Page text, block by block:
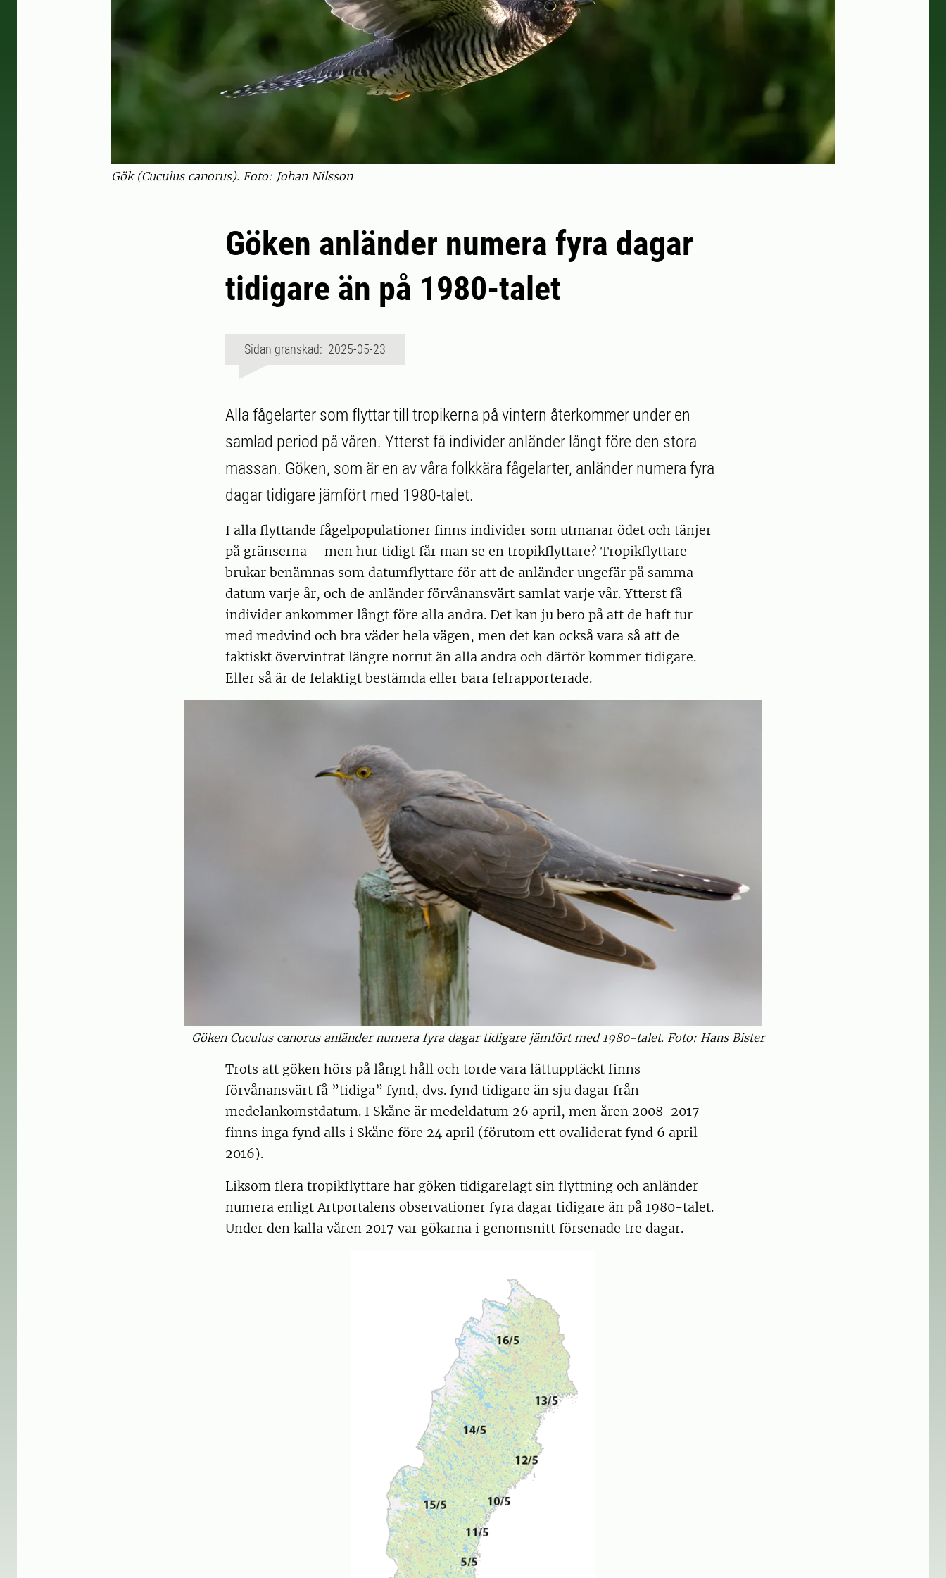
Gök (Cuculus canorus). Foto: Johan Nilsson
Göken anländer numera fyra dagar
tidigare än på 1980-talet
Sidan granskad: 2025-05-23
Alla fågelarter som flyttar till tropikerna på vintern återkommer under en
samlad period på våren. Ytterst få individer anländer långt före den stora
massan. Göken, som är en av våra folkkära fågelarter, anländer numera fyra
dagar tidigare jämfört med 1980-talet.
I alla flyttande fågelpopulationer finns individer som utmanar ödet och tänjer
på gränserna – men hur tidigt får man se en tropikflyttare? Tropikflyttare
brukar benämnas som datumflyttare för att de anländer ungefär på samma
datum varje år, och de anländer förvånansvärt samlat varje vår. Ytterst få
individer ankommer långt före alla andra. Det kan ju bero på att de haft tur
med medvind och bra väder hela vägen, men det kan också vara så att de
faktiskt övervintrat längre norrut än alla andra och därför kommer tidigare.
Eller så är de felaktigt bestämda eller bara felrapporterade.
Göken Cuculus canorus anländer numera fyra dagar tidigare jämfört med 1980-talet. Foto: Hans Bister
Trots att göken hörs på långt håll och torde vara lättupptäckt finns
förvånansvärt få ”tidiga” fynd, dvs. fynd tidigare än sju dagar från
medelankomstdatum. I Skåne är medeldatum 26 april, men åren 2008-2017
finns inga fynd alls i Skåne före 24 april (förutom ett ovaliderat fynd 6 april
2016).
Liksom flera tropikflyttare har göken tidigarelagt sin flyttning och anländer
numera enligt Artportalens observationer fyra dagar tidigare än på 1980-talet.
Under den kalla våren 2017 var gökarna i genomsnitt försenade tre dagar.